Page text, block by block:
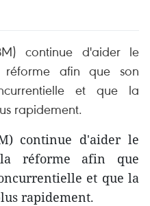
continue d'aider le
afin que son
et que la
rapidement.
continue d'aider le
réforme afin que
et que la
rapidement.